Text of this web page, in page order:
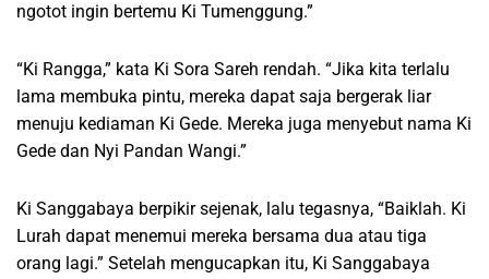
ngotot ingin bertemu Ki Tumenggung.”
“Ki Rangga,” kata Ki Sora Sareh rendah. “Jika kita terlalu
lama membuka pintu, mereka dapat saja bergerak liar
menuju kediaman Ki Gede. Mereka juga menyebut nama Ki
Gede dan Nyi Pandan Wangi.”
Ki Sanggabaya berpikir sejenak, lalu tegasnya, “Baiklah. Ki
Lurah dapat menemui mereka bersama dua atau tiga
orang lagi.” Setelah mengucapkan itu, Ki Sanggabaya